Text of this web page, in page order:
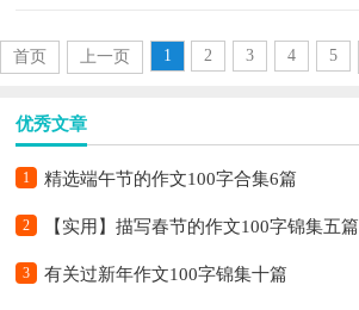
首页 上一页 1 2 3 4 5
优秀文章
1 精选端午节的作文100字合集6篇
2 【实用】描写春节的作文100字锦集五篇
3 有关过新年作文100字锦集十篇